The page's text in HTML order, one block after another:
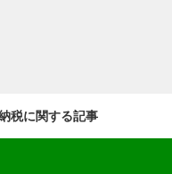
税に関する記事